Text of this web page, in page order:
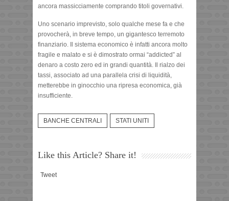
ancora massicciamente comprando titoli governativi.
Uno scenario imprevisto, solo qualche mese fa e che
provocherà, in breve tempo, un gigantesco terremoto
finanziario. Il sistema economico è infatti ancora molto
fragile e malato e si è dimostrato ormai “addicted” al
denaro a costo zero ed in grandi quantità. Il rialzo dei
tassi, associato ad una parallela crisi di liquidità,
metterebbe in ginocchio una ripresa economica, già
insufficiente.
BANCHE CENTRALI STATI UNITI
Like this Article? Share it!
Tweet